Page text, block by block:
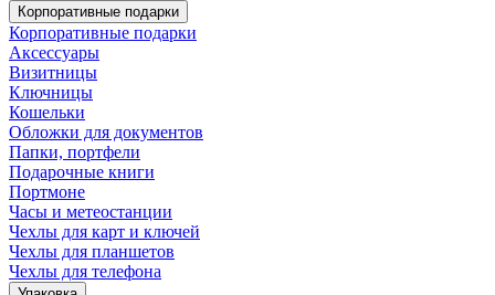
Корпоративные подарки
Корпоративные подарки
Аксессуары
Визитницы
Ключницы
Кошельки
Обложки для документов
Папки, портфели
Подарочные книги
Портмоне
Часы и метеостанции
Чехлы для карт и ключей
Чехлы для планшетов
Чехлы для телефона